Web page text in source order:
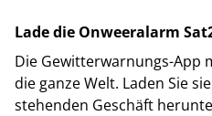
Lade die Onweeralarm
Die Gewitterwarnungs-App
die ganze Welt. Laden Sie
stehenden Geschäft